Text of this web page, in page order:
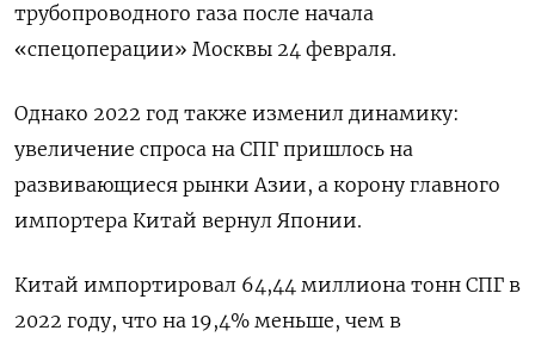
трубопроводного газа после начала
«спецоперации» Москвы 24 февраля.
Однако 2022 год также изменил динамику:
увеличение спроса на СПГ пришлось на
развивающиеся рынки Азии, а корону главного
импортера Китай вернул Японии.
Китай импортировал 64,44 миллиона тонн СПГ в
2022 году, что на 19,4% меньше, чем в